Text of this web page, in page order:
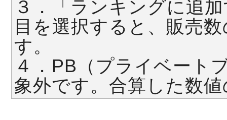
３．「ランキングに追
目を選択すると、販売
す。
４．PB（プライベート
象外です。合算した数